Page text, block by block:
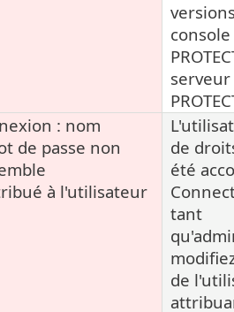
console
serveur
: nom
de passe non
à l'utilisateur
de
été
tant
de